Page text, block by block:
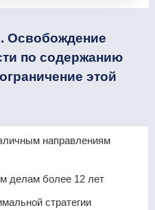
Освобождение
по содержанию
этой
направлениям
делам более 12 лет
стратегии